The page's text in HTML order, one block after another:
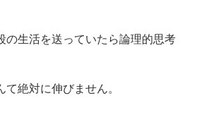
の生活を送っていたら論理的思考
て絶対に伸びません。